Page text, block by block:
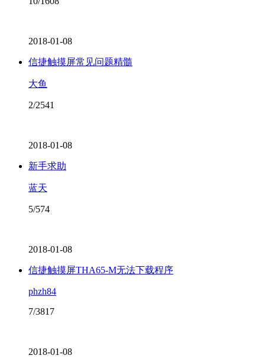
2018-01-08
信捷触摸屏常见问题精髓
大鱼
2/2541
2018-01-08
新手求助
蓝天
5/574
2018-01-08
信捷触摸屏THA65-M无法下载程序
phzh84
7/3817
2018-01-08